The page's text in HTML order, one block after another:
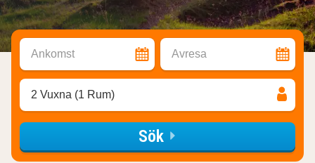
Ankomst Avresa
2 Vuxna (1 Rum)
Sök